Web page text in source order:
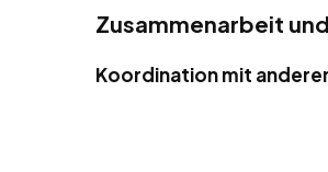
Zusammenarbeit
Koordination mit